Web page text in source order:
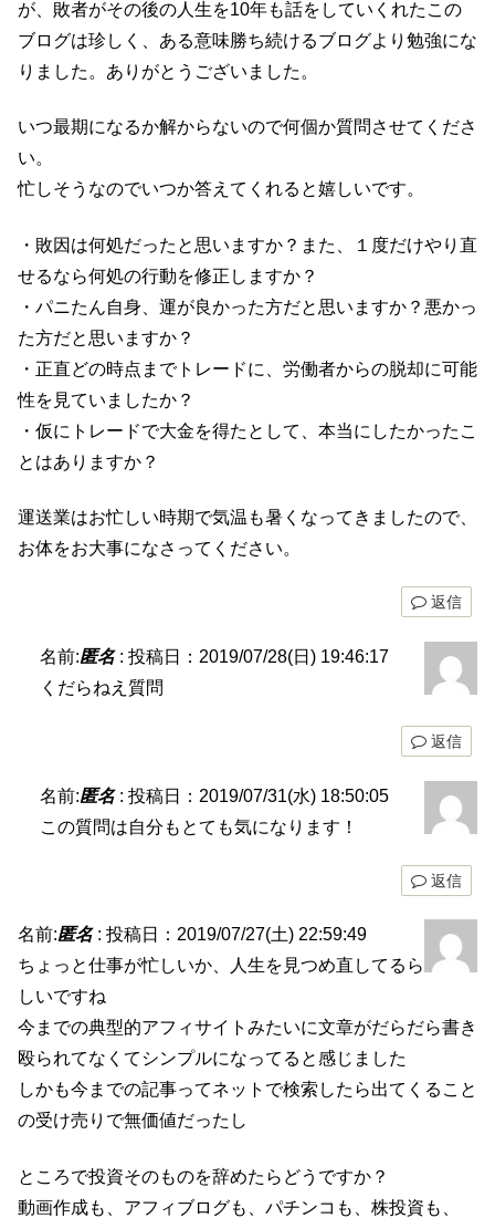
が、敗者がその後の人生を10年も話をしていくれたこの
ブログは珍しく、ある意味勝ち続けるブログより勉強にな
りました。ありがとうございました。
いつ最期になるか解からないので何個か質問させてくださ
い。
忙しそうなのでいつか答えてくれると嬉しいです。
・敗因は何処だったと思いますか？また、１度だけやり直
せるなら何処の行動を修正しますか？
・パニたん自身、運が良かった方だと思いますか？悪かっ
た方だと思いますか？
・正直どの時点までトレードに、労働者からの脱却に可能
性を見ていましたか？
・仮にトレードで大金を得たとして、本当にしたかったこ
とはありますか？
運送業はお忙しい時期で気温も暑くなってきましたので、
お体をお大事になさってください。
返信
名前:匿名: 投稿日：2019/07/28(日) 19:46:17
くだらねえ質問
返信
名前:匿名: 投稿日：2019/07/31(水) 18:50:05
この質問は自分もとても気になります！
返信
名前:匿名: 投稿日：2019/07/27(土) 22:59:49
ちょっと仕事が忙しいか、人生を見つめ直してるら
しいですね
今までの典型的アフィサイトみたいに文章がだらだら書き
殴られてなくてシンプルになってると感じました
しかも今までの記事ってネットで検索したら出てくること
の受け売りで無価値だったし
ところで投資そのものを辞めたらどうですか？
動画作成も、アフィブログも、パチンコも、株投資も、